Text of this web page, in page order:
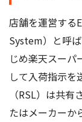
店舗を運営する
System）と呼
じめ楽天スーパ
して入荷指示を
（RSL）は共
たはメーカーか